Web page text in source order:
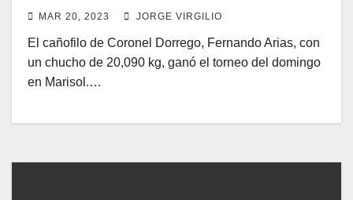
MAR 20, 2023 JORGE VIRGILIO
El cañofilo de Coronel Dorrego, Fernando Arias, con
un chucho de 20,090 kg, ganó el torneo del domingo
en Marisol.…